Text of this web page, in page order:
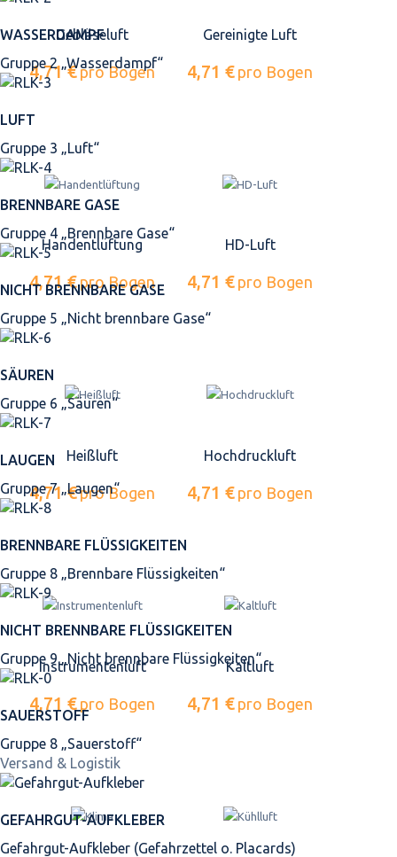
WASSERDAMPF
Gruppe 2 „Wasserdampf“
LUFT
Gruppe 3 „Luft“
BRENNBARE GASE
Gruppe 4 „Brennbare Gase“
NICHT BRENNBARE GASE
Gruppe 5 „Nicht brennbare Gase“
SÄUREN
Gruppe 6 „Säuren“
LAUGEN
Gruppe 7 „Laugen“
BRENNBARE FLÜSSIGKEITEN
Gruppe 8 „Brennbare Flüssigkeiten“
NICHT BRENNBARE FLÜSSIGKEITEN
Gruppe 9 „Nicht brennbare Flüssigkeiten“
SAUERSTOFF
Gruppe 8 „Sauerstoff“
Versand & Logistik
GEFAHRGUT-AUFKLEBER
Gefahrgut-Aufkleber (Gefahrzettel o. Placards)
Gebläseluft
4,71 € pro Bogen
Gereinigte Luft
4,71 € pro Bogen
Handentlüftung
4,71 € pro Bogen
HD-Luft
4,71 € pro Bogen
Heißluft
4,71 €pro Bogen
Hochdruckluft
4,71 € pro Bogen
Instrumentenluft
4,71 € pro Bogen
Kaltluft
4,71 € pro Bogen